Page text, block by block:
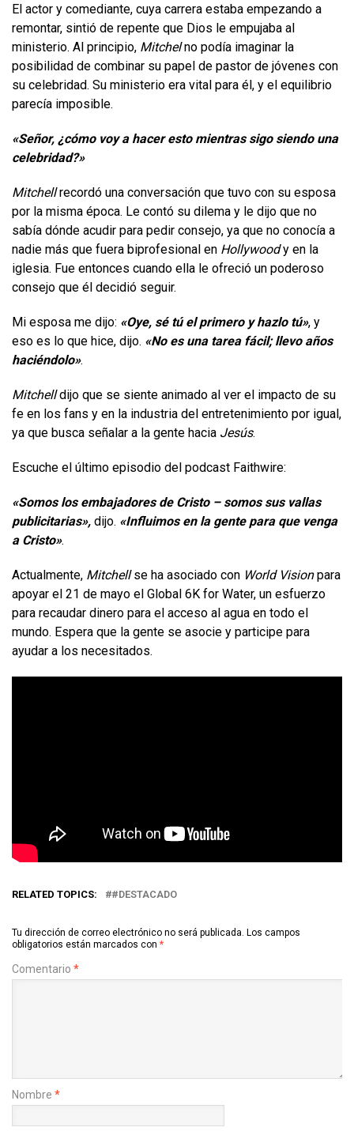
El actor y comediante, cuya carrera estaba empezando a
remontar, sintió de repente que Dios le empujaba al
ministerio. Al principio, Mitchelno podía imaginar la
posibilidad de combinar su papel de pastor de jóvenes con
su celebridad. Su ministerio era vital para él, y el equilibrio
parecía imposible.
«Señor, ¿cómo voy a hacer esto mientras sigo siendo una
celebridad?»
Mitchellrecordó una conversación que tuvo con su esposa
por la misma época. Le contó su dilema y le dijo que no
sabía dónde acudir para pedir consejo, ya que no conocía a
nadie más que fuera biprofesional en Hollywoody en la
iglesia. Fue entonces cuando ella le ofreció un poderoso
consejo que él decidió seguir.
Mi esposa me dijo: «Oye, sé tú el primero y hazlo tú», y
eso es lo que hice, dijo. «No es una tarea fácil; llevo años
haciéndolo».
Mitchelldijo que se siente animado al ver el impacto de su
fe en los fans y en la industria del entretenimiento por igual,
ya que busca señalar a la gente hacia Jesús.
Escuche el último episodio del podcast Faithwire:
«Somos los embajadores de Cristo – somos sus vallas
publicitarias», dijo. «Influimos en la gente para que venga
a Cristo».
Actualmente, Mitchellse ha asociado con World Visionpara
apoyar el 21 de mayo el Global 6K for Water, un esfuerzo
para recaudar dinero para el acceso al agua en todo el
mundo. Espera que la gente se asocie y participe para
ayudar a los necesitados.
RELATED TOPICS: #DESTACADO
Tu dirección de correo electrónico no será publicada. Los campos
obligatorios están marcados con *
Comentario *
Nombre *